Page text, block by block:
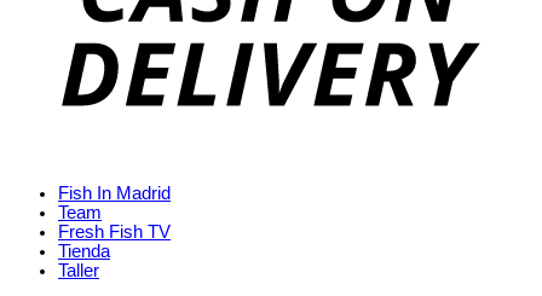
Fish In Madrid
Team
Fresh Fish TV
Tienda
Taller